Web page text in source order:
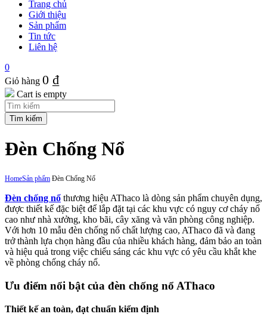
Trang chủ
Giới thiệu
Sản phẩm
Tin tức
Liên hệ
0
Giỏ hàng 0 ₫
Cart is empty
Đèn Chống Nổ
HomeSản phẩm Đèn Chống Nổ
Đèn chống nổ thương hiệu AThaco là dòng sản phẩm chuyên dụng,
được thiết kế đặc biệt để lắp đặt tại các khu vực có nguy cơ cháy nổ
cao như nhà xưởng, kho bãi, cây xăng và văn phòng công nghiệp.
Với hơn 10 mẫu đèn chống nổ chất lượng cao, AThaco đã và đang
trở thành lựa chọn hàng đầu của nhiều khách hàng, đảm bảo an toàn
và hiệu quả trong việc chiếu sáng các khu vực có yêu cầu khắt khe
về phòng chống cháy nổ.
Ưu điểm nổi bật của đèn chống nổ AThaco
Thiết kế an toàn, đạt chuẩn kiểm định